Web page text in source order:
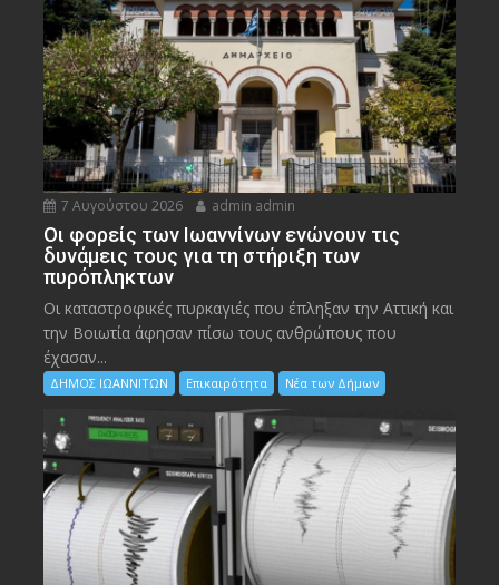
7 Αυγούστου 2026 admin admin
Οι φορείς των Ιωαννίνων ενώνουν τις
δυνάμεις τους για τη στήριξη των
πυρόπληκτων
Οι καταστροφικές πυρκαγιές που έπληξαν την Αττική και
την Bοιωτία άφησαν πίσω τους ανθρώπους που
έχασαν...
ΔΗΜΟΣ ΙΩΑΝΝΙΤΩΝ Επικαιρότητα Νέα των Δήμων